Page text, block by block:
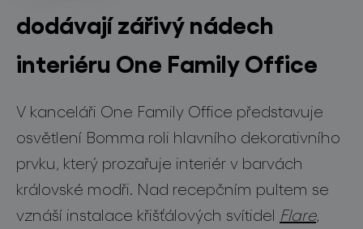
produkty
o značce
pro profesionály
store locator
dodávají zářivý nádech
interiéru One Family Office
V kanceláři One Family Office představuje
osvětlení Bomma roli hlavního dekorativního
prvku, který prozařuje interiér v barvách
královské modři. Nad recepčním pultem se
vznáší instalace křišťálových svítidel Flare,